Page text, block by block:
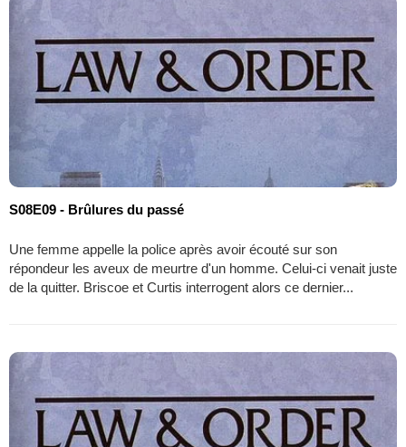
S08E09 - Brûlures du passé
Une femme appelle la police après avoir écouté sur son
répondeur les aveux de meurtre d'un homme. Celui-ci venait juste
de la quitter. Briscoe et Curtis interrogent alors ce dernier...